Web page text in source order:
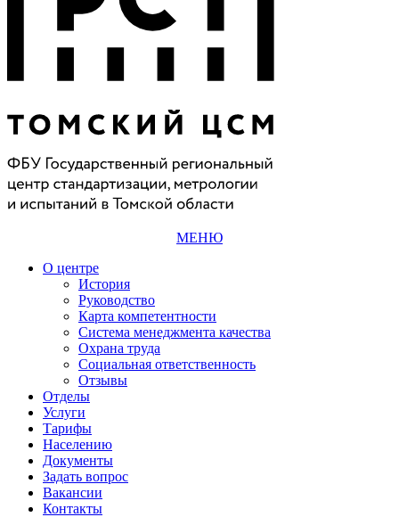
МЕНЮ
О центре
История
Руководство
Карта компетентности
Система менеджмента качества
Охрана труда
Социальная ответственность
Отзывы
Отделы
Услуги
Тарифы
Населению
Документы
Задать вопрос
Вакансии
Контакты